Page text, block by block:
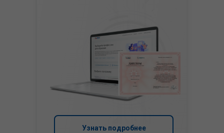
Узнать подробнее